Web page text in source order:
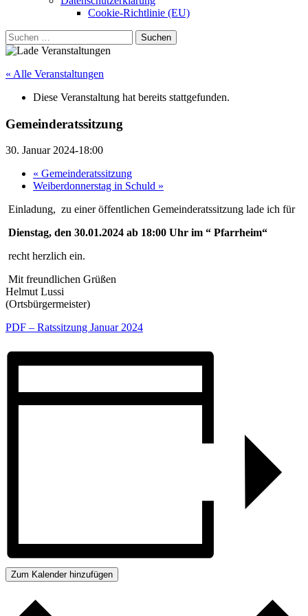
Cookie-Richtlinie (EU)
Suchen
nach:
« Alle Veranstaltungen
Diese Veranstaltung hat bereits stattgefunden.
Gemeinderatssitzung
30. Januar 2024-18:00
« Gemeinderatssitzung
Weiberdonnerstag in Schuld »
Einladung, zu einer öffentlichen Gemeinderatssitzung lade ich für
Dienstag, den 30.01.2024 ab 18:00 Uhr im “ Pfarrheim“
recht herzlich ein.
Mit freundlichen Grüßen
Helmut Lussi
(Ortsbürgermeister)
PDF – Ratssitzung Januar 2024
Zum Kalender hinzufügen